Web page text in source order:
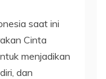
saat ini
Cinta
menjadikan
dan